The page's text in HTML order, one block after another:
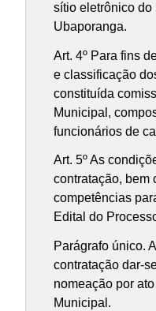
sítio eletrônico
Ubaporanga.
Art. 4º Para fins
e classificação
constituída
Municipal,
funcionários de
Art. 5º As
contratação, bem
competências
Edital do
Parágrafo único.
contratação dar-
nomeação por
Municipal.